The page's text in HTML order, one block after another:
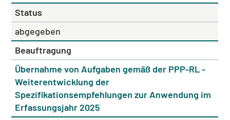
Status
abgegeben
Beauftragung
Übernahme von Aufgaben gemäß der PPP-RL -
Weiterentwicklung der
Spezifikationsempfehlungen zur Anwendung im
Erfassungsjahr 2025